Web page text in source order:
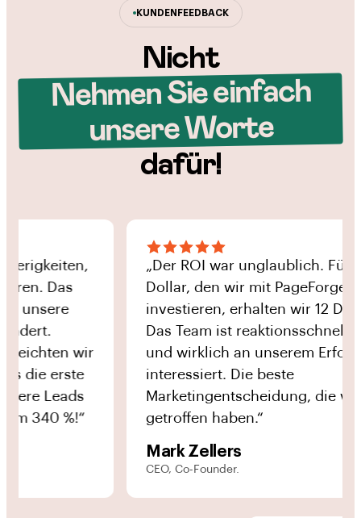
KUNDENFEEDBACK
Nicht
Nehmen Sie einfach
unsere Worte
dafür!
Das
wir
erste
%!“
„Der ROI war unglaublich. Für jeden
Dollar, den wir mit PageForge in SEO
investieren, erhalten wir 12 Dollar
Das Team ist reaktionsschnell,
und wirklich an unserem Erfolg
interessiert. Die beste
Marketingentscheidung, die wir je
getroffen haben.“
Mark Zellers
CEO, Co-Founder.